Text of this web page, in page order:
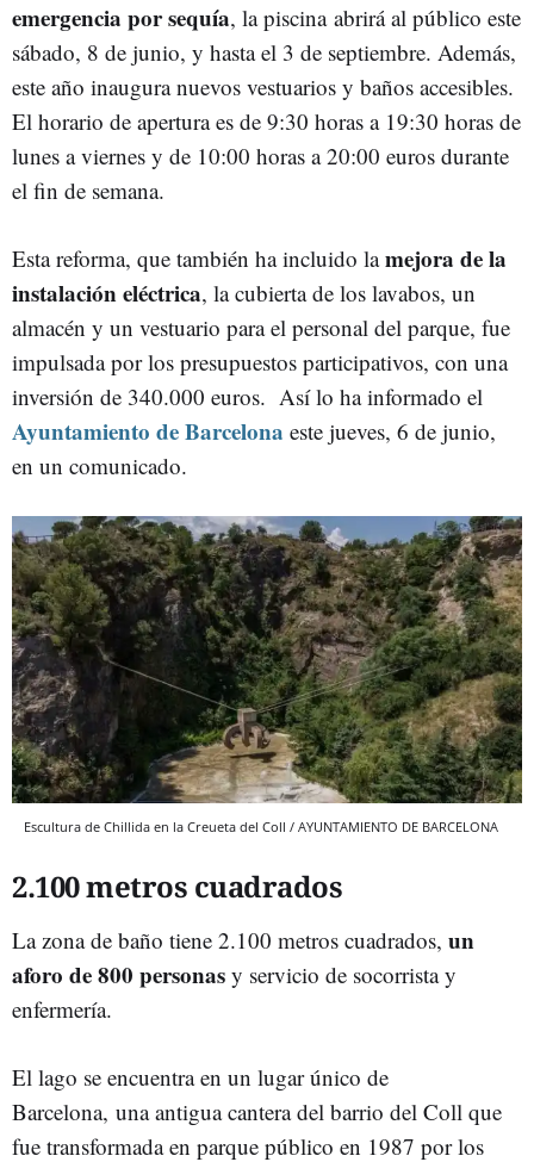
emergencia por sequía, la piscina abrirá al público este
sábado, 8 de junio, y hasta el 3 de septiembre. Además,
este año inaugura nuevos vestuarios y baños accesibles.
El horario de apertura es de 9:30 horas a 19:30 horas de
lunes a viernes y de 10:00 horas a 20:00 euros durante
el fin de semana.
Esta reforma, que también ha incluido lamejora de la
instalación eléctrica, la cubierta de los lavabos, un
almacén y un vestuario para el personal del parque, fue
impulsada por los presupuestos participativos, con una
inversión de 340.000 euros. Así lo ha informado el
Ayuntamiento de Barcelona este jueves, 6 de junio,
en un comunicado.
Escultura de Chillida en la Creueta del Coll / AYUNTAMIENTO DE BARCELONA
2.100 metros cuadrados
La zona de baño tiene 2.100 metros cuadrados, un
aforo de 800 personas y servicio de socorrista y
enfermería.
El lago se encuentra en un lugar único de
Barcelona, una antigua cantera del barrio del Coll que
fue transformada en parque público en 1987 por los